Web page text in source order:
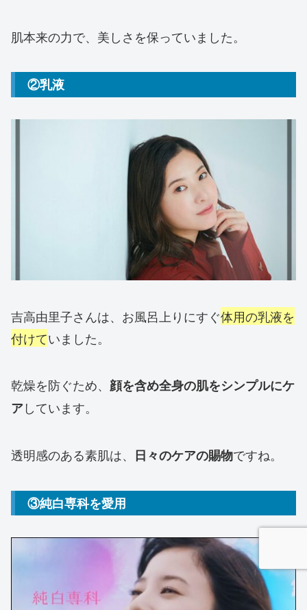
肌本来の力で、美しさを保っていました。
②乳液
吉高由里子さんは、お風呂上りにすぐ体用の乳液を
付けていました。
乾燥を防ぐため、 顔を含め全身の肌をシンプルにケ
アしています。
透明感のある素肌は、 日々のケアの賜物ですね。
③純白専科を愛用